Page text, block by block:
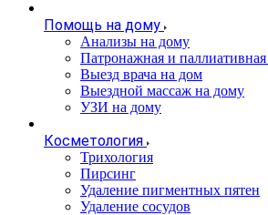
Помощь на дому
Анализы на дому
Патронажная и
Выезд врача на дом
Выездной массаж на дому
УЗИ на дому
Косметология
Трихология
Пирсинг
Удаление пигментных пятен
Удаление сосудов